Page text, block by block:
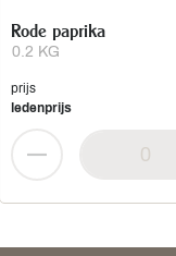
0.2 KG
Rode paprika
prijs
ledenprijs